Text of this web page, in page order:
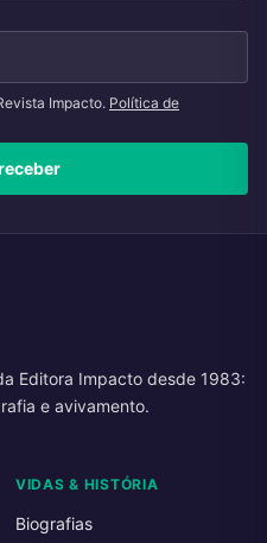
Impacto. Política de
Editora Impacto desde 1983:
e avivamento.
VIDAS & HISTÓRIA
Biografias